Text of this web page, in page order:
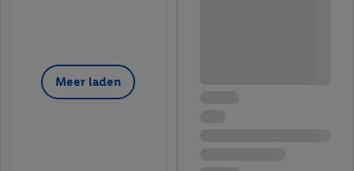
Meer laden